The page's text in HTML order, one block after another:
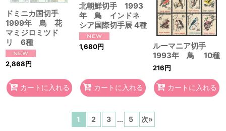
ドミニカ国切手
1999年 鳥 花
マミジロミツド
リ 6種
2,868円
カートに入れる
北朝鮮切手 1993
年 鳥 インドネ
シア国際切手展 4種
1,680円
カートに入れる
ルーマニア切手
1993年 鳥 10種
216円
カートに入れる
1 2 3 ... 5 次»